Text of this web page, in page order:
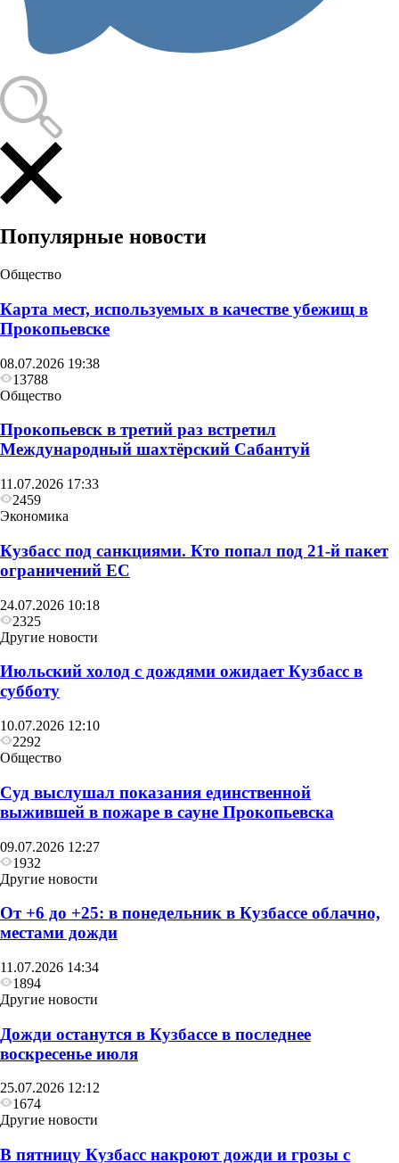
Общество
специалистов службы медицины катастроф
Популярные новости
Общество
Карта мест, используемых в качестве убежищ в
Прокопьевске
08.07.2026 19:38
13788
Общество
Прокопьевск в третий раз встретил
Международный шахтёрский Сабантуй
11.07.2026 17:33
2459
Экономика
Кузбасс под санкциями. Кто попал под 21‑й пакет
ограничений ЕС
24.07.2026 10:18
2325
Другие новости
Июльский холод с дождями ожидает Кузбасс в
субботу
10.07.2026 12:10
2292
Общество
Суд выслушал показания единственной
выжившей в пожаре в сауне Прокопьевска
09.07.2026 12:27
1932
Другие новости
От +6 до +25: в понедельник в Кузбассе облачно,
местами дожди
11.07.2026 14:34
1894
Другие новости
Дожди останутся в Кузбассе в последнее
воскресенье июля
25.07.2026 12:12
1674
Другие новости
В пятницу Кузбасс накроют дожди и грозы с